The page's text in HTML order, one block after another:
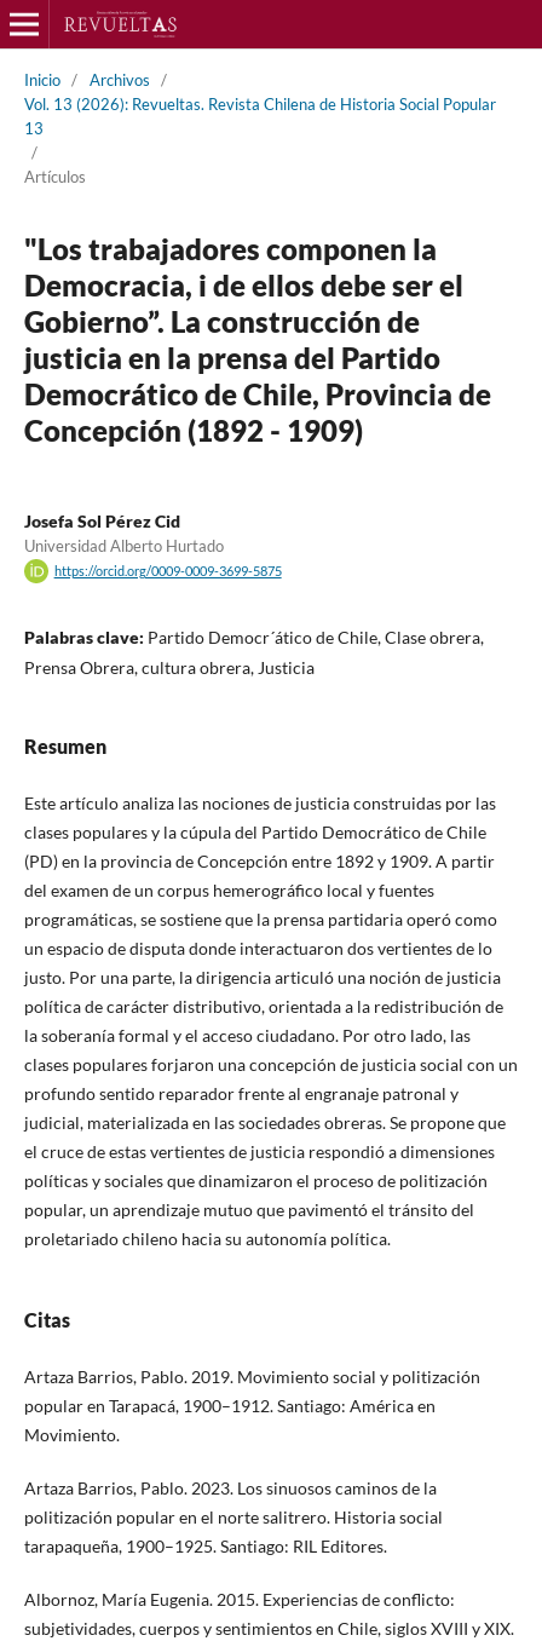
Inicio / Archivos
/
Vol. 13 (2026): Revueltas. Revista Chilena de Historia Social Popular
13
/
Artículos
"Los trabajadores componen la
Democracia, i de ellos debe ser el
Gobierno”. La construcción de
justicia en la prensa del Partido
Democrático de Chile, Provincia de
Concepción (1892 - 1909)
Josefa Sol Pérez Cid
Universidad Alberto Hurtado
https://orcid.org/0009-0009-3699-5875
Palabras clave: Partido Democr´ático de Chile, Clase obrera,
Prensa Obrera, cultura obrera, Justicia
Resumen
Este artículo analiza las nociones de justicia construidas por las
clases populares y la cúpula del Partido Democrático de Chile
(PD) en la provincia de Concepción entre 1892 y 1909. A partir
del examen de un corpus hemerográfico local y fuentes
programáticas, se sostiene que la prensa partidaria operó como
un espacio de disputa donde interactuaron dos vertientes de lo
justo. Por una parte, la dirigencia articuló una noción de justicia
política de carácter distributivo, orientada a la redistribución de
la soberanía formal y el acceso ciudadano. Por otro lado, las
clases populares forjaron una concepción de justicia social con un
profundo sentido reparador frente al engranaje patronal y
judicial, materializada en las sociedades obreras. Se propone que
el cruce de estas vertientes de justicia respondió a dimensiones
políticas y sociales que dinamizaron el proceso de politización
popular, un aprendizaje mutuo que pavimentó el tránsito del
proletariado chileno hacia su autonomía política.
Citas
Artaza Barrios, Pablo. 2019. Movimiento social y politización
popular en Tarapacá, 1900–1912. Santiago: América en
Movimiento.
Artaza Barrios, Pablo. 2023. Los sinuosos caminos de la
politización popular en el norte salitrero. Historia social
tarapaqueña, 1900–1925. Santiago: RIL Editores.
Albornoz, María Eugenia. 2015. Experiencias de conflicto:
subjetividades, cuerpos y sentimientos en Chile, siglos XVIII y XIX.